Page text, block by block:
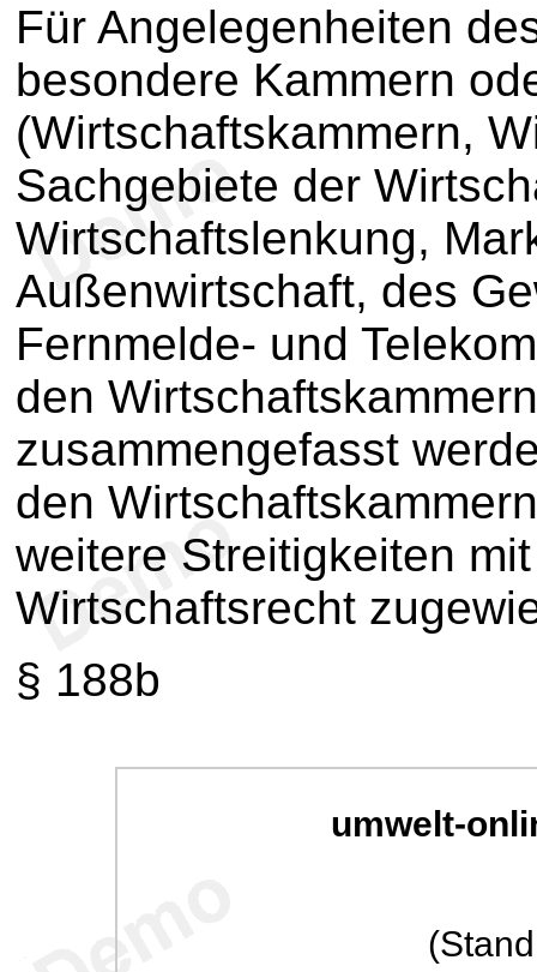
Für Angelegenheiten
besondere Kammern
(Wirtschaftskammern,
Sachgebiete der
Wirtschaftslenkung,
Außenwirtschaft, des
Fernmelde- und
den
zusammengefasst
den
weitere Streitigkeiten
Wirtschaftsrecht
§ 188b
umwelt-